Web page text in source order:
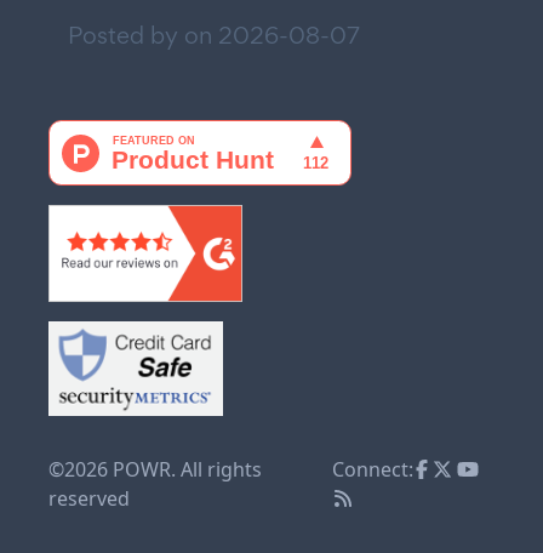
Posted by on 2026-08-07
©2026 POWR. All rights
reserved
Connect: